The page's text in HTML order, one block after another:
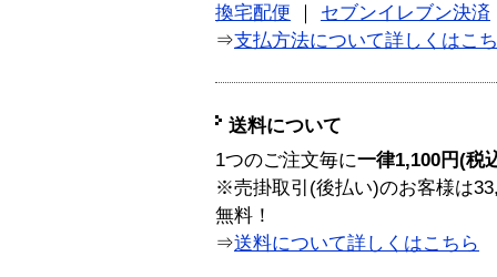
換宅配便 ｜ セブンイレブン決済
⇒支払方法について詳しくはこ
送料について
1つのご注文毎に一律1,100円(税
※売掛取引(後払い)のお客様は
無料！
⇒送料について詳しくはこちら